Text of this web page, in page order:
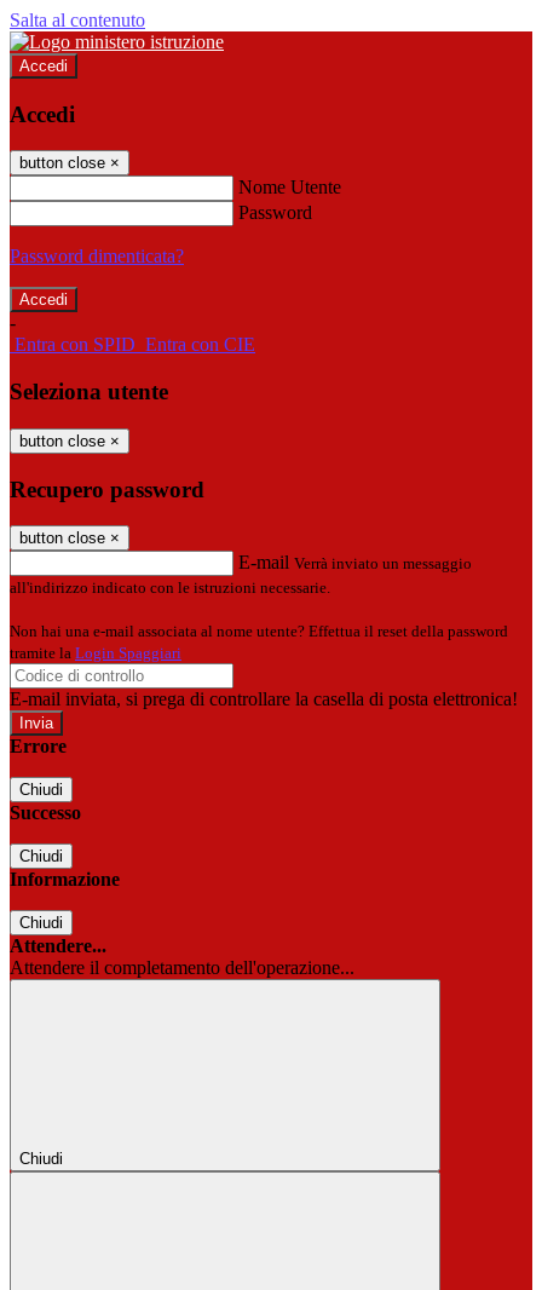
Salta al contenuto
Accedi
Accedi
button close ×
Nome Utente
Password
Password dimenticata?
-
Entra con SPID Entra con CIE
Seleziona utente
button close ×
Recupero password
button close ×
E-mail Verrà inviato un messaggio
all'indirizzo indicato con le istruzioni necessarie.
Non hai una e-mail associata al nome utente? Effettua il reset della password
tramite la Login Spaggiari
E-mail inviata, si prega di controllare la casella di posta elettronica!
Errore
Chiudi
Successo
Chiudi
Informazione
Chiudi
Attendere...
Attendere il completamento dell'operazione...
Chiudi